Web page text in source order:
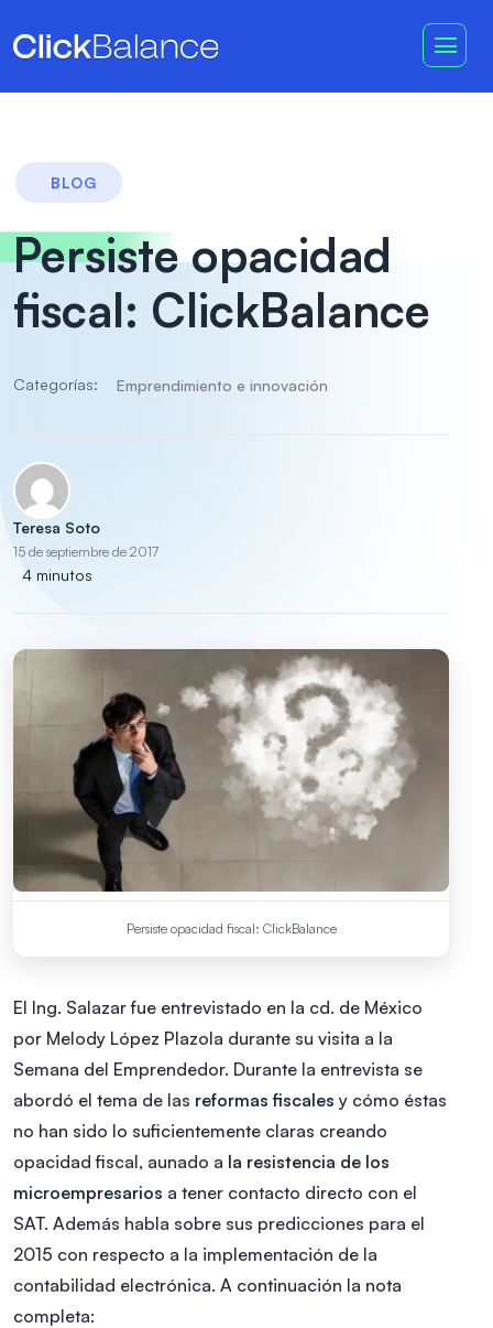
BLOG
Persiste opacidad
fiscal: ClickBalance
Categorías: Emprendimiento e innovación
Teresa Soto
15 de septiembre de 2017
4 minutos
Persiste opacidad fiscal: ClickBalance
El Ing. Salazar fue entrevistado en la cd. de México
por Melody López Plazola durante su visita a la
Semana del Emprendedor. Durante la entrevista se
abordó el tema de las reformas fiscales y cómo éstas
no han sido lo suficientemente claras creando
opacidad fiscal, aunado a la resistencia de los
microempresarios a tener contacto directo con el
SAT. Además habla sobre sus predicciones para el
2015 con respecto a la implementación de la
contabilidad electrónica. A continuación la nota
completa: